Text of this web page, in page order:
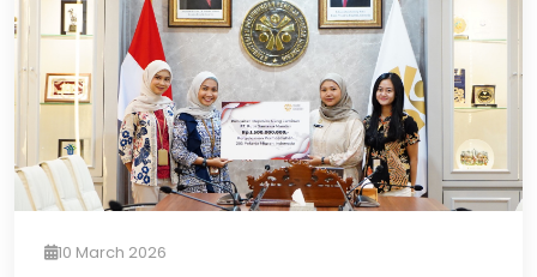
10 March 2026